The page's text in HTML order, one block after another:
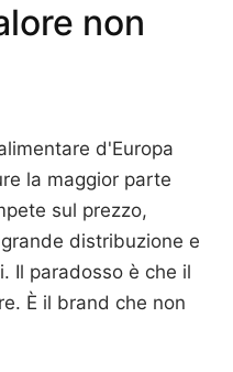
non
d'Europa
la maggior parte
sul prezzo,
distribuzione e
Il paradosso è che il
È il brand che non